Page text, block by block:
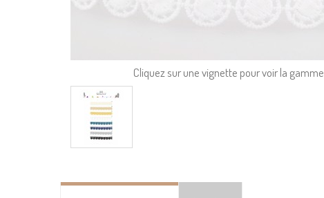
Cliquez sur une vignette pour voir la gamme